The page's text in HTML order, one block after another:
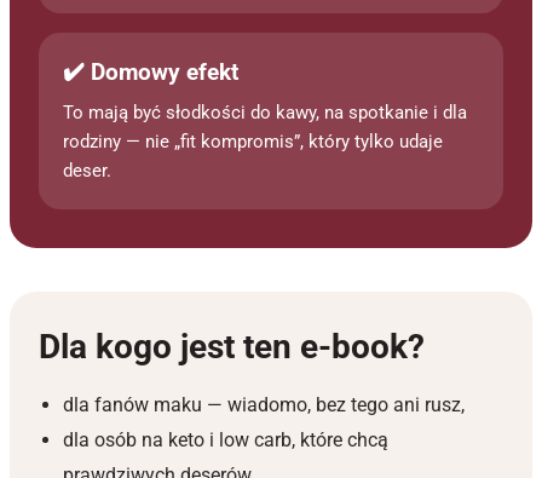
✔️ Domowy efekt
To mają być słodkości do kawy, na spotkanie i dla
rodziny — nie „fit kompromis”, który tylko udaje
deser.
Dla kogo jest ten e-book?
dla fanów maku — wiadomo, bez tego ani rusz,
dla osób na keto i low carb, które chcą